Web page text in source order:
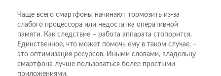
Чаще всего смартфоны начинают тормозить из-за
слабого процессора или недостатка оперативной
памяти. Как следствие – работа аппарата стопорится.
Единственное, что может помочь ему в таком случае, –
это оптимизация ресурсов. Иными словами, владельцу
смартфона лучше пользоваться более простыми
приложениями.